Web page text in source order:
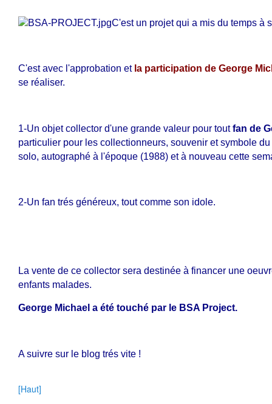
C'est un projet qui a mis du temps à
C'est avec l'approbation et la participation de George
se réaliser.
1-Un objet collector d'une grande valeur pour toutfan de
particulier pour les collectionneurs, souvenir et symbole
solo, autographé à l'époque (1988) et à nouveau cette
2-Un fan trés généreux, tout comme son idole.
La vente de ce collector sera destinée à financer une
enfants malades.
George Michael a été touché par le BSA Project.
A suivre sur le blog trés vite !
[Haut]